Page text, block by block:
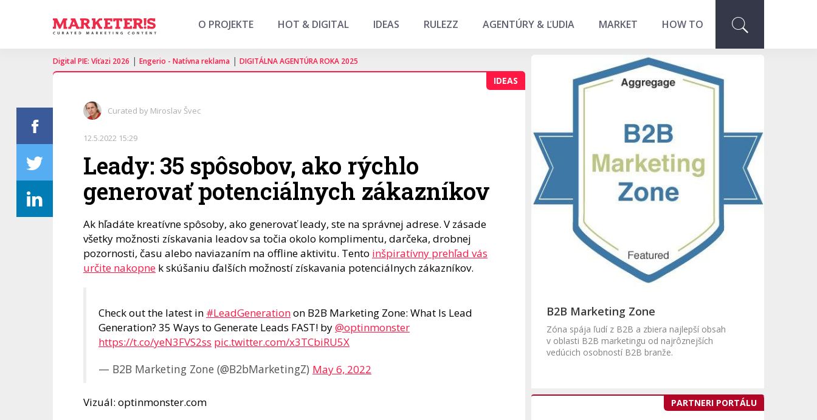
O PROJEKTE HOT & DIGITAL IDEAS RULEZZ AGENTÚRY & ĽUDIA MARKET HOW TO
Digital PIE: Víťazi 2026 | Engerio - Natívna reklama | DIGITÁLNA AGENTÚRA ROKA 2025
IDEAS
Curated by Miroslav Švec
12.5.2022 15:29
Leady: 35 spôsobov, ako rýchlo
generovať potenciálnych zákazníkov
Ak hľadáte kreatívne spôsoby, ako generovať leady, ste na správnej adrese. V zásade
všetky možnosti získavania leadov sa točia okolo komplimentu, darčeka, drobnej
pozornosti, času alebo naviazaním na offline aktivitu. Tento inšpiratívny prehľad vás
určite nakopne k skúšaniu ďalších možností získavania potenciálnych zákazníkov.
Check out the latest in #LeadGenerationon B2B Marketing Zone: What Is Lead
Generation? 35 Ways to Generate Leads FAST! by@optinmonster
https://t.co/yeN3FVS2ss pic.twitter.com/x3TCbiRU5X
— B2B Marketing Zone (@B2bMarketingZ) May 6, 2022
Vizuál: optinmonster.com
B2B Marketing Zone
Zóna spája ľudí z B2B a zbiera najlepší obsah
v oblasti B2B marketingu od najrôznejších
vedúcich osobností B2B branže.
PARTNERI PORTÁLU